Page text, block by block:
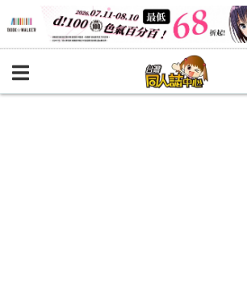
BOOKY書集倉庫